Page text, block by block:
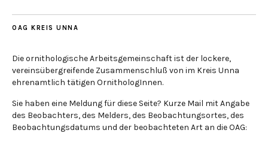
OAG KREIS UNNA
Die ornithologische Arbeitsgemeinschaft ist der lockere,
vereinsübergreifende Zusammenschluß von im Kreis Unna
ehrenamtlich tätigen OrnithologInnen.
Sie haben eine Meldung für diese Seite? Kurze Mail mit Angabe
des Beobachters, des Melders, des Beobachtungsortes, des
Beobachtungsdatums und der beobachteten Art an die OAG: